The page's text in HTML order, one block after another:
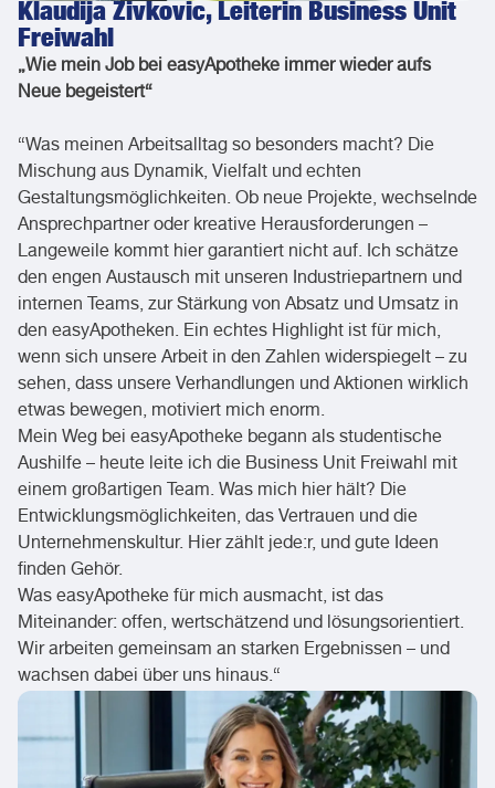
Klaudija Zivkovic, Leiterin Business Unit
Freiwahl
„Wie mein Job bei easyApotheke immer wieder aufs
Neue begeistert“
“Was meinen Arbeitsalltag so besonders macht? Die
Mischung aus Dynamik, Vielfalt und echten
Gestaltungsmöglichkeiten. Ob neue Projekte, wechselnde
Ansprechpartner oder kreative Herausforderungen –
Langeweile kommt hier garantiert nicht auf. Ich schätze
den engen Austausch mit unseren Industriepartnern und
internen Teams, zur Stärkung von Absatz und Umsatz in
den easyApotheken. Ein echtes Highlight ist für mich,
wenn sich unsere Arbeit in den Zahlen widerspiegelt – zu
sehen, dass unsere Verhandlungen und Aktionen wirklich
etwas bewegen, motiviert mich enorm.
Mein Weg bei easyApotheke begann als studentische
Aushilfe – heute leite ich die Business Unit Freiwahl mit
einem großartigen Team. Was mich hier hält? Die
Entwicklungsmöglichkeiten, das Vertrauen und die
Unternehmenskultur. Hier zählt jede:r, und gute Ideen
finden Gehör.
Was easyApotheke für mich ausmacht, ist das
Miteinander: offen, wertschätzend und lösungsorientiert.
Wir arbeiten gemeinsam an starken Ergebnissen – und
wachsen dabei über uns hinaus.“